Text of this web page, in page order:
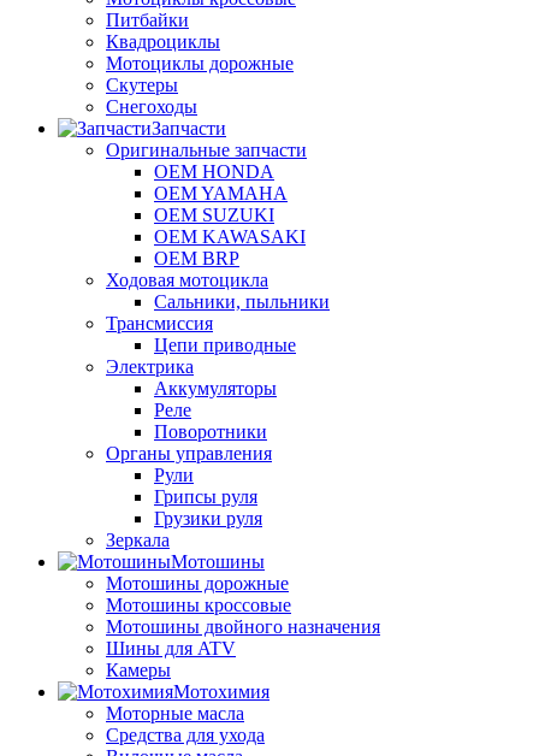
Питбайки
Квадроциклы
Мотоциклы дорожные
Скутеры
Снегоходы
Запчасти
Оригинальные запчасти
OEM HONDA
OEM YAMAHA
OEM SUZUKI
OEM KAWASAKI
OEM BRP
Ходовая мотоцикла
Сальники, пыльники
Трансмиссия
Цепи приводные
Электрика
Аккумуляторы
Реле
Поворотники
Органы управления
Рули
Грипсы руля
Грузики руля
Зеркала
Мотошины
Мотошины дорожные
Мотошины кроссовые
Мотошины двойного назначения
Шины для ATV
Камеры
Мотохимия
Моторные масла
Средства для ухода